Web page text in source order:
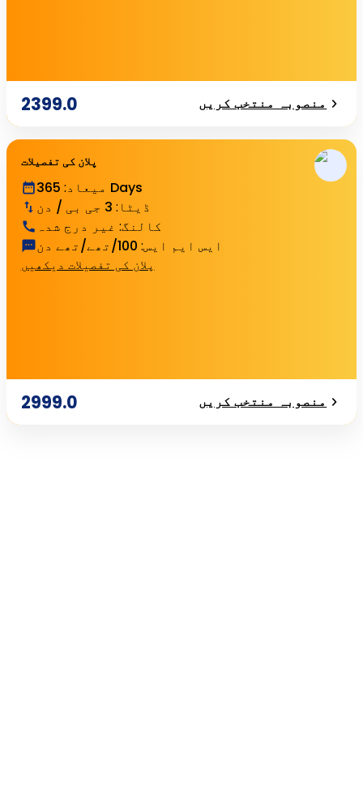
2399.0 منصوبہ منتخب کریں
پلان کی تفصیلات
میعاد:
365 Days
ڈیٹا : 3 جی بی / دن
کالنگ: غیر درج شدہ
ایس ایم ایس: 100/تھے/تھے دن
پلان کی تفصیلات دیکھیں
2999.0 منصوبہ منتخب کریں